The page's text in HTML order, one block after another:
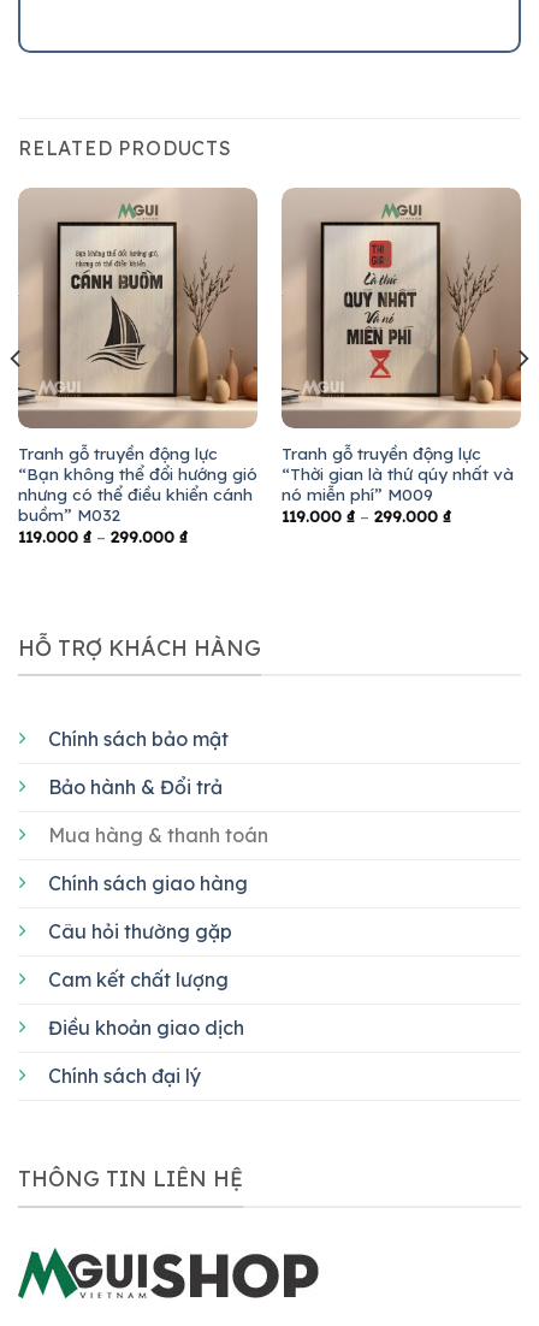
RELATED PRODUCTS
Tranh gỗ truyền động lực
“Bạn không thể đổi hướng gió
nhưng có thể điều khiển cánh
buồm” M032
119.000 ₫– 299.000 ₫
Tranh gỗ truyền động lực
“Thời gian là thứ qúy nhất và
nó miễn phí” M009
119.000 ₫– 299.000 ₫
HỖ TRỢ KHÁCH HÀNG
Chính sách bảo mật
Bảo hành & Đổi trả
Mua hàng & thanh toán
Chính sách giao hàng
Câu hỏi thường gặp
Cam kết chất lượng
Điều khoản giao dịch
Chính sách đại lý
THÔNG TIN LIÊN HỆ